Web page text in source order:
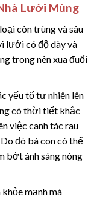
Lưới Mùng
côn trùng và sâu
lưới có độ dày và
trong nên xua đuổi
yếu tố tự nhiên lên
có thời tiết khắc
việc canh tác rau
đó bà con có thể
bớt ánh sáng nóng
mạnh mà